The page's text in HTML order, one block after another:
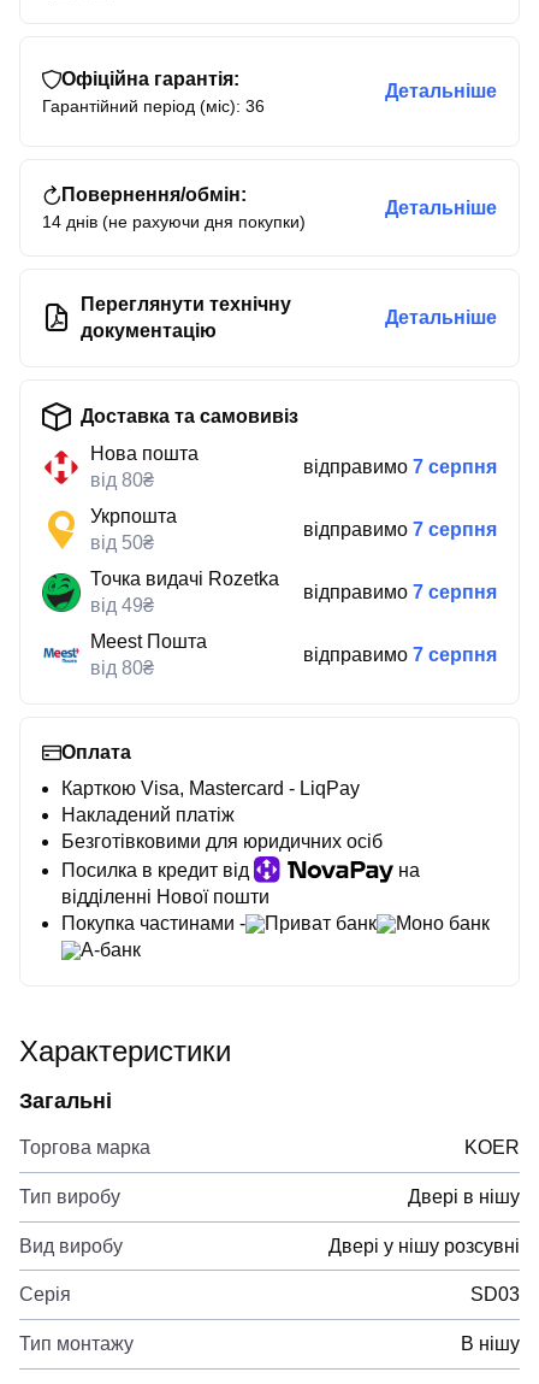
Офіційна гарантія:
Гарантійний період (міс): 36
Детальніше
Повернення/обмін:
14 днів (не рахуючи дня покупки)
Детальніше
Переглянути технічну
документацію
Детальніше
Доставка та самовивіз
Нова пошта
від 80₴
відправимо 7 серпня
Укрпошта
від 50₴
відправимо 7 серпня
Точка видачі Rozetka
від 49₴
відправимо 7 серпня
Meest Пошта
від 80₴
відправимо 7 серпня
Оплата
Карткою Visa, Mastercard - LiqPay
Накладений платіж
Безготівковими для юридичних осіб
Посилка в кредит від
на
відділенні Нової пошти
Покупка частинами -
Приват банк
Моно банк
А-банк
Характеристики
Загальні
Торгова марка KOER
Тип виробу Двері в нішу
Вид виробу Двері у нішу розсувні
Серія SD03
Тип монтажу В нішу